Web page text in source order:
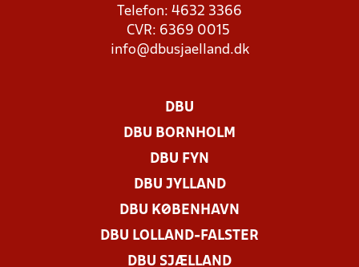
Telefon: 4632 3366
CVR: 6369 0015
info@dbusjaelland.dk
DBU
DBU BORNHOLM
DBU FYN
DBU JYLLAND
DBU KØBENHAVN
DBU LOLLAND-FALSTER
DBU SJÆLLAND